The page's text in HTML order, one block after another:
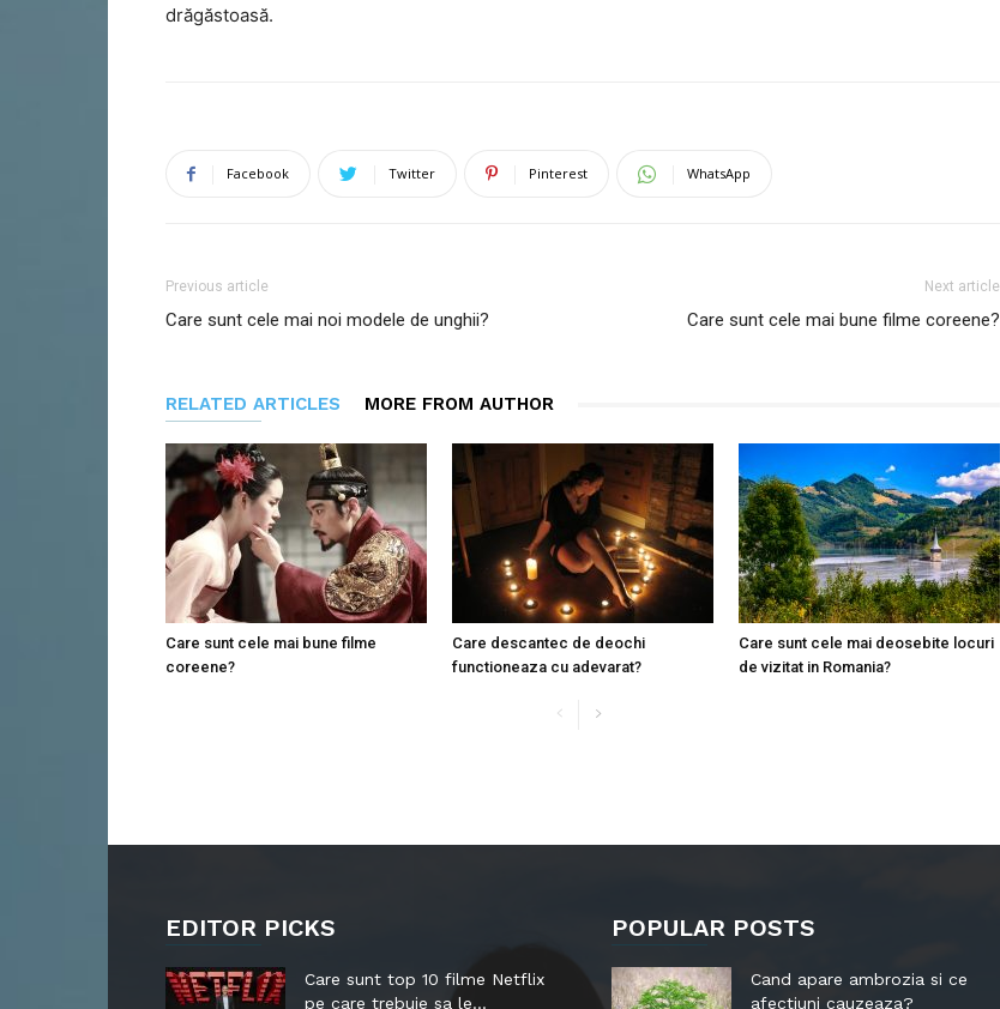
drăgăstoasă.
Facebook Twitter Pinterest WhatsApp
Previous article
Care sunt cele mai noi modele de unghii?
Next article
Care sunt cele mai bune filme coreene?
RELATED ARTICLES MORE FROM AUTHOR
Care sunt cele mai bune filme
coreene?
Care descantec de deochi
functioneaza cu adevarat?
Care sunt cele mai deosebite locuri
de vizitat in Romania?
EDITOR PICKS
Care sunt top 10 filme Netflix
pe care trebuie sa le...
POPULAR POSTS
Cand apare ambrozia si ce
afectiuni cauzeaza?